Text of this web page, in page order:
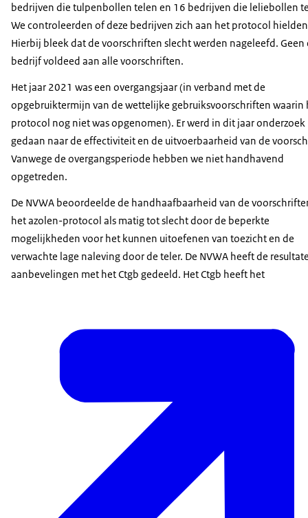
bedrijven die tulpenbollen telen en 16 bedrijven die leliebollen
We controleerden of deze bedrijven zich aan het protocol
Hierbij bleek dat de voorschriften slecht werden nageleefd. Geen
bedrijf voldeed aan alle voorschriften.
Het jaar 2021 was een overgangsjaar (in verband met de
opgebruiktermijn van de wettelijke gebruiksvoorschriften waarin
protocol nog niet was opgenomen). Er werd in dit jaar onderzoek
gedaan naar de effectiviteit en de uitvoerbaarheid van de
Vanwege de overgangsperiode hebben we niet handhavend
opgetreden.
De NVWA beoordeelde de handhaafbaarheid van de
het azolen-protocol als matig tot slecht door de beperkte
mogelijkheden voor het kunnen uitoefenen van toezicht en de
verwachte lage naleving door de teler. De NVWA heeft de
aanbevelingen met het Ctgb gedeeld. Het Ctgb heeft het